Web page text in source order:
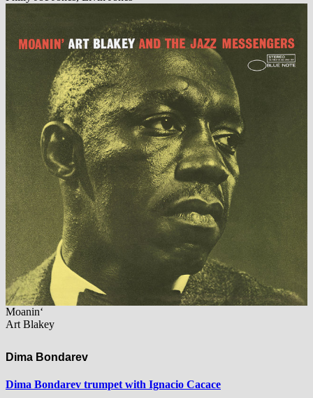
Moanin‘
Art Blakey
Dima Bondarev
Dima Bondarev trumpet with Ignacio Cacace